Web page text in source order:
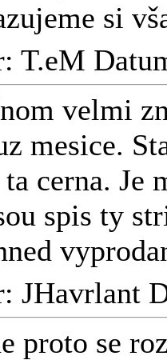
si
T.eM
velmi
mesice.
cerna. Je
spis ty
JHavrlant
proto se